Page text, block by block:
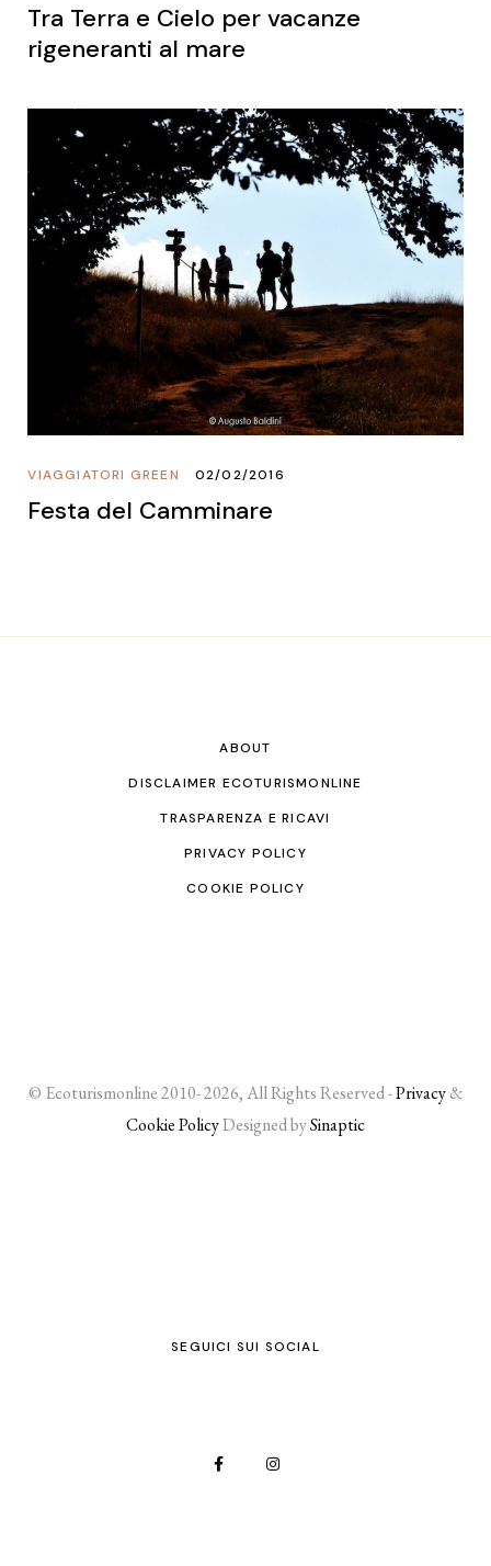
Tra Terra e Cielo per vacanze
rigeneranti al mare
VIAGGIATORI GREEN 02/02/2016
Festa del Camminare
ABOUT
DISCLAIMER ECOTURISMONLINE
TRASPARENZA E RICAVI
PRIVACY POLICY
COOKIE POLICY
© Ecoturismonline 2010- 2026, All Rights Reserved -Privacy&
Cookie PolicyDesigned bySinaptic
SEGUICI SUI SOCIAL